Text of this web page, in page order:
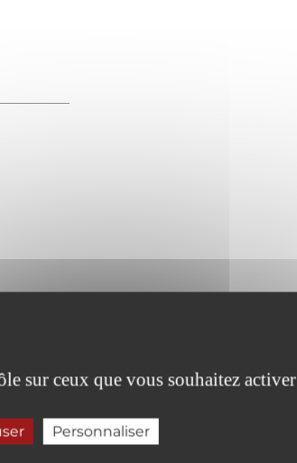
sur ceux que vous souhaitez activer
Personnaliser